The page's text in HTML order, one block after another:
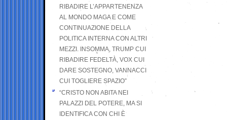
RIBADIRE L’APPARTENENZA
AL MONDO MAGA E COME
CONTINUAZIONE DELLA
POLITICA INTERNA CON ALTRI
MEZZI. INSOMMA, TRUMP CUI
RIBADIRE FEDELTÀ, VOX CUI
DARE SOSTEGNO, VANNACCI
CUI TOGLIERE SPAZIO”
“CRISTO NON ABITA NEI
PALAZZI DEL POTERE, MA SI
IDENTIFICA CON CHI È